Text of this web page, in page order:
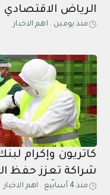
القادم
منذ يومين . اهم الاخبار
كاتريون وإكرام
شراكة تعزز حفظ
مستداماً
منذ 4 أسابيع . اهم الاخبار